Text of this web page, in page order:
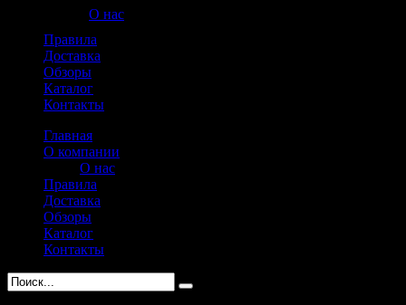
О нас
Правила
Доставка
Обзоры
Каталог
Контакты
Главная
О компании
О нас
Правила
Доставка
Обзоры
Каталог
Контакты